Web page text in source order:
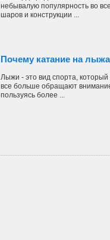
небывалую популярность во
шаров и конструкции ...
Почему катание на
Лыжи - это вид спорта,
все больше обращают
пользуясь более ...